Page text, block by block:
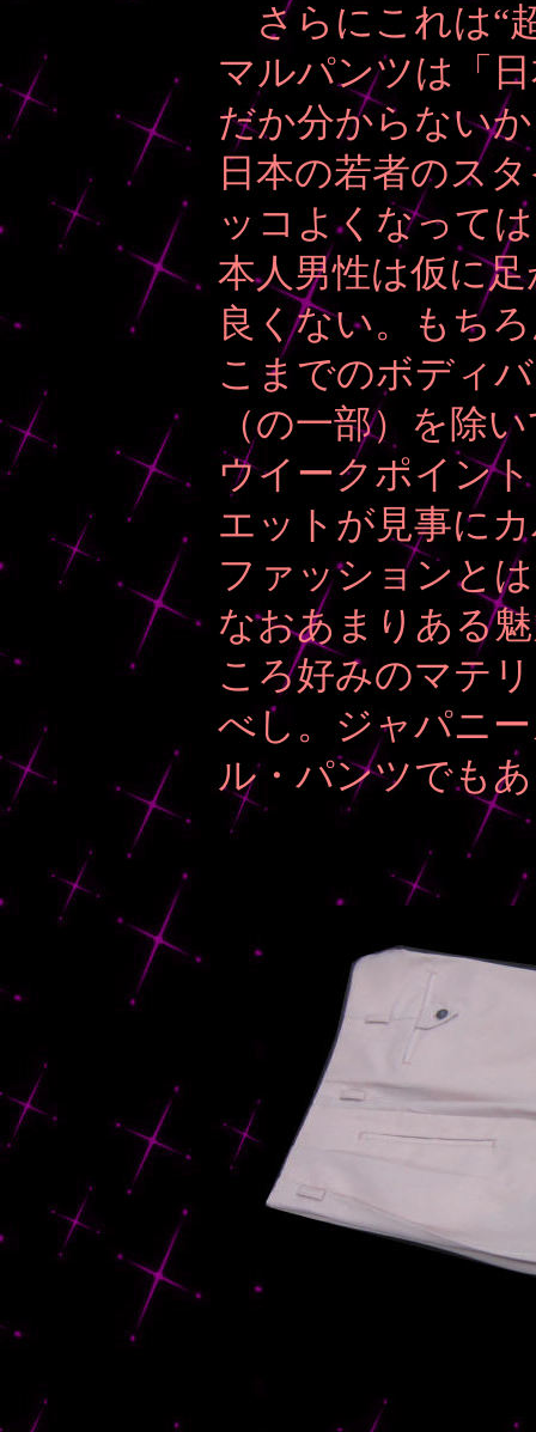
さらにこれは“
マルパンツは「
だか分からない
日本の若者のス
ッコよくなって
本人男性は仮に
良くない。もち
こまでのボディ
（の一部）を除
ウイークポイン
エットが見事に
ファッションと
なおあまりある
ころ好みのマテ
べし。ジャパニ
ル・パンツでも